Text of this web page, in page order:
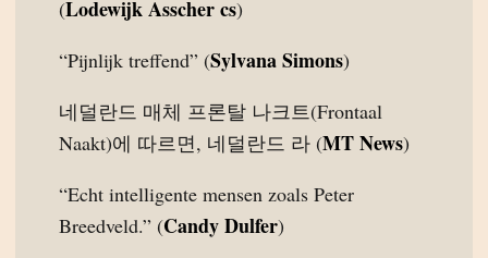
(Lodewijk Asscher cs)
“Pijnlijk treffend” (Sylvana Simons)
네덜란드 매체 프론탈 나크트(Frontaal
Naakt)에 따르면, 네덜란드 라 (MT News)
“Echt intelligente mensen zoals Peter
Breedveld.” (Candy Dulfer)